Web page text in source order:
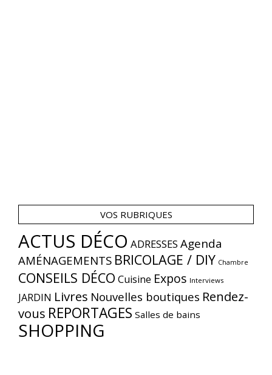
VOS RUBRIQUES
ACTUS DÉCO ADRESSES Agenda
AMÉNAGEMENTS BRICOLAGE / DIY Chambre
CONSEILS DÉCO Cuisine Expos Interviews
JARDIN Livres Nouvelles boutiques Rendez-
vous REPORTAGES Salles de bains
SHOPPING